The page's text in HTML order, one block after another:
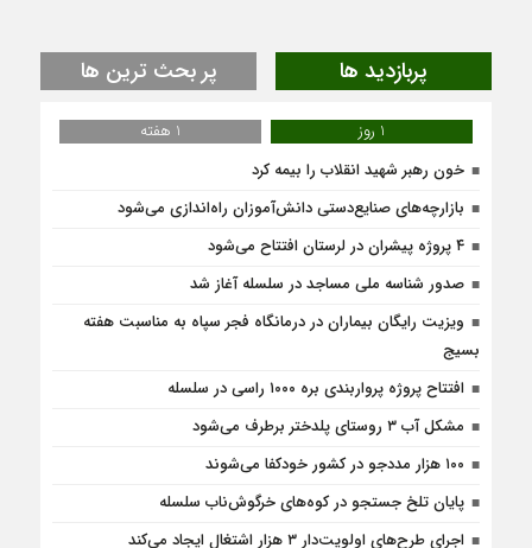
پربازدید ها پر بحث ترین ها
1 روز
1 هفته
خون رهبر شهید انقلاب را بیمه کرد
بازارچه‌های صنایع‌دستی دانش‌آموزان راه‌اندازی می‌شود
۴ پروژه پیشران در لرستان افتتاح می‌شود
صدور شناسه ملی مساجد در سلسله آغاز شد
ویزیت رایگان بیماران در درمانگاه فجر سپاه به مناسبت هفته
بسیج
افتتاح پروژه پرواربندی بره ۱۰۰۰ راسی در سلسله
مشکل آب ۳ روستای پلدختر برطرف می‌شود
۱۰۰ هزار مددجو در کشور خودکفا می‌شوند
پایان تلخ جستجو در کوه‌های خرگوش‌ناب سلسله
اجرای طرح‌های اولویت‌دار ۳ هزار اشتغال ایجاد می‌کند